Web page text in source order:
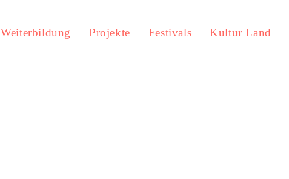
Weiterbildung Projekte Festivals Kultur Land